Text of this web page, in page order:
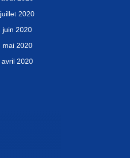
juillet 2020
juin 2020
mai 2020
avril 2020